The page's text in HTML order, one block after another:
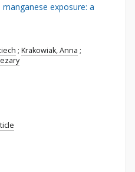
exposure: a
; Krakowiak, Anna ;